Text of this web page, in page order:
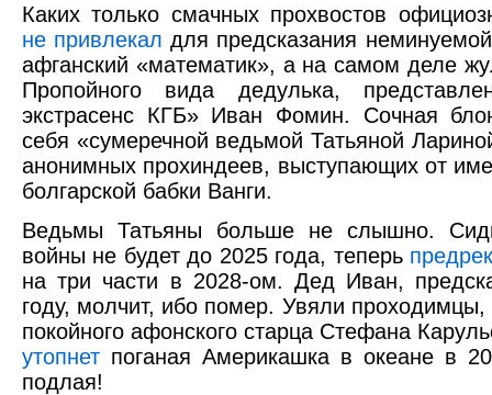
Каких только смачных прохвостов
не привлекал для предсказания
афганский «математик», а на самом деле
Пропойного вида дедулька,
экстрасенс КГБ» Иван Фомин. Сочная
себя «сумеречной ведьмой Татьяной
анонимных прохиндеев, выступающих от
болгарской бабки Ванги.
Ведьмы Татьяны больше не слышно.
войны не будет до 2025 года, теперь
на три части в 2028-ом. Дед Иван,
году, молчит, ибо помер. Увяли
покойного афонского старца Стефана
утопнет поганая Америкашка в океане в
подлая!